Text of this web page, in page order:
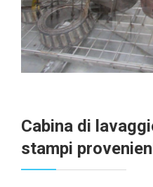
Cabina di
stampi